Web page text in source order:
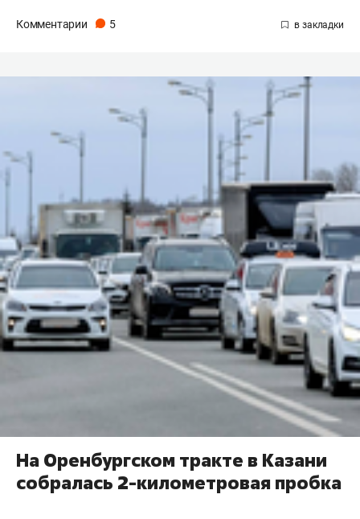
Комментарии 5
На Оренбургском тракте в Казани
собралась 2-километровая пробка